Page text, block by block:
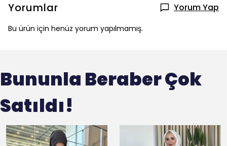
Yorumlar Yorum Yap
Bu ürün için henüz yorum yapılmamış.
Bununla Beraber Çok
Satıldı!